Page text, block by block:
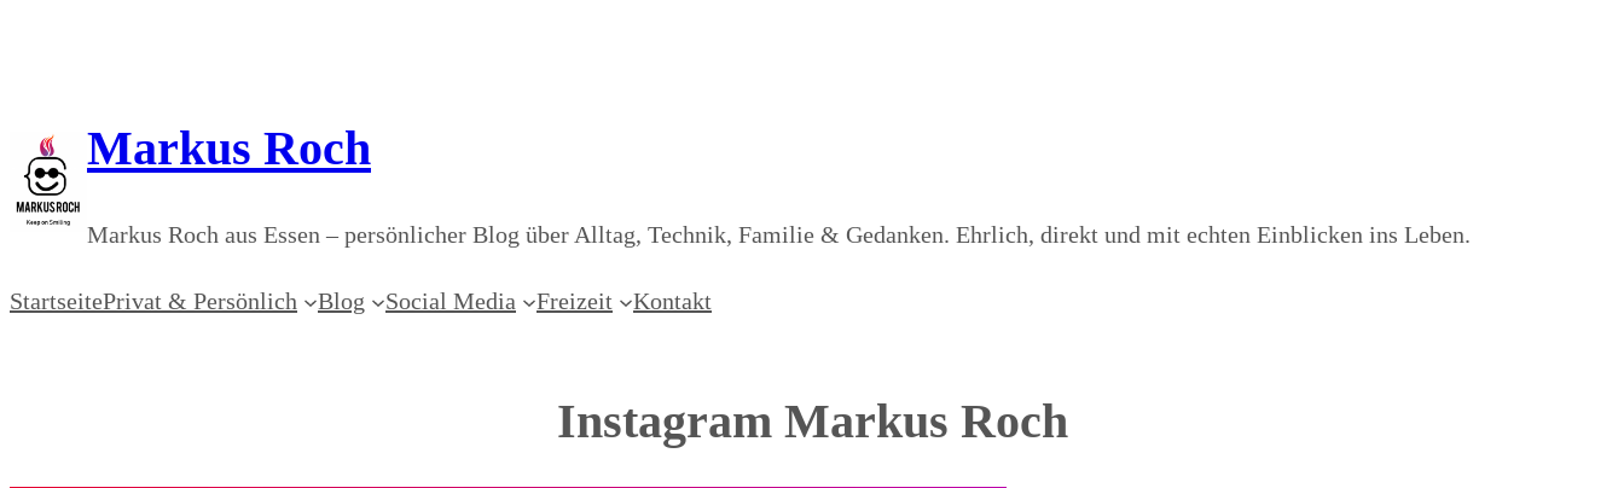
Markus Roch
Markus Roch aus Essen – persönlicher Blog über Alltag, Technik, Familie & Gedanken. Ehrlich, direkt und mit echten Einblicken ins Leben.
StartseitePrivat & Persönlich Blog Social Media Freizeit Kontakt
Instagram Markus Roch